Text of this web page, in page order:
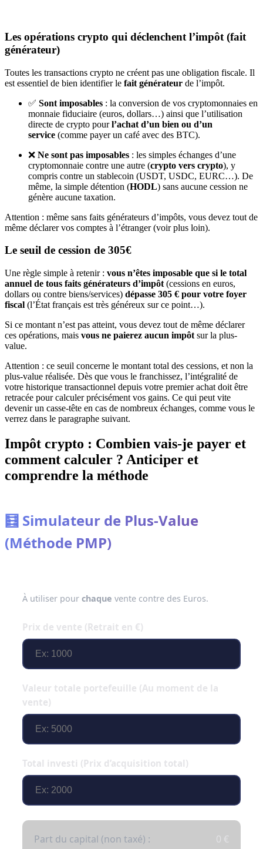
Les opérations crypto qui déclenchent l’impôt (fait
générateur)
Toutes les transactions crypto ne créent pas une obligation fiscale. Il
est essentiel de bien identifier le fait générateur de l’impôt.
✅ Sont imposables : la conversion de vos cryptomonnaies en
monnaie fiduciaire (euros, dollars…) ainsi que l’utilisation
directe de crypto pourl’achat d’un bien ou d’un
service (comme payer un café avec des BTC).
❌ Ne sont pas imposables : les simples échanges d’une
cryptomonnaie contre une autre (crypto vers crypto), y
compris contre un stablecoin (USDT, USDC, EURC…). De
même, la simple détention (HODL) sans aucune cession ne
génère aucune taxation.
Attention : même sans faits générateurs d’impôts, vous devez tout de
même déclarer vos comptes à l’étranger (voir plus loin).
Le seuil de cession de 305€
Une règle simple à retenir : vous n’êtes imposable que si le total
annuel de tous faits générateurs d’impôt (cessions en euros,
dollars ou contre biens/services) dépasse 305 € pour votre foyer
fiscal (l’État français est très généreux sur ce point…).
Si ce montant n’est pas atteint, vous devez tout de même déclarer
ces opérations, mais vous ne paierez aucun impôt sur la plus-
value.
Attention : ce seuil concerne le montant total des cessions, et non la
plus-value réalisée. Dès que vous le franchissez, l’intégralité de
votre historique transactionnel depuis votre premier achat doit être
retracée pour calculer précisément vos gains. Ce qui peut vite
devenir un casse-tête en cas de nombreux échanges, comme vous le
verrez dans le paragraphe suivant.
Impôt crypto : Combien vais-je payer et
comment calculer ? Anticiper et
comprendre la méthode
🧮 Simulateur de Plus-Value
(Méthode PMP)
À utiliser pour chaque vente contre des Euros.
Prix de vente (Retrait en €)
Valeur totale portefeuille (Au moment de la
vente)
Total investi (Prix d’acquisition total)
Part du capital (non taxé) : 0 €